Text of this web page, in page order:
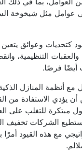
عوامل مثل شيخوخة
كتحديات وعوائق
التنظيمية،
أيضًا فرصًا.
مع أنظمة المنازل
يؤدي الاستفادة من
مبتكرة للتغلب على
الشركات تخفيف
مع هذه القيود